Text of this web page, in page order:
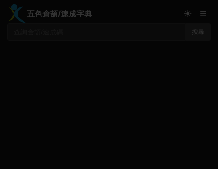
五色倉頡/速成字典
搜尋
☀ ≡